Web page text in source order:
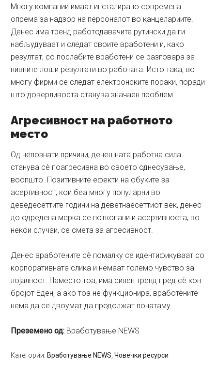
Многу компании имаат инсталирано современа
опрема за надзор на персоналот во канцелариите.
Денес има тренд работодавачите рутински да ги
набљудуваат и следат своите вработени и, како
резултат, со послабите вработени се разговара за
нивните лоши резултати во работата. Исто така, во
многу фирми се следат електронските пораки, поради
што доверливоста станува значаен проблем.
Агресивност на работното
место
Од непознати причини, денешната работна сила
станува сè поагресивна во своето однесување,
воопшто. Позитивните ефекти на обуките за
асертивност, кои беа многу популарни во
деведесеттите години на деветнаесеттиот век, денес
до одредена мерка се поткопани и асертивноста, во
некои случаи, се смета за агресивност.
Денес вработените сè помалку се идентификуваат со
корпоративната слика и немаат големо чувство за
лојалност. Наместо тоа, има силен тренд пред сè кон
бројот Еден, а ако тоа не функционира, вработените
нема да се двоумат да продолжат понатаму.
Преземено од: Вработување NEWS
Категории: Вработување NEWS ,Човечки ресурси